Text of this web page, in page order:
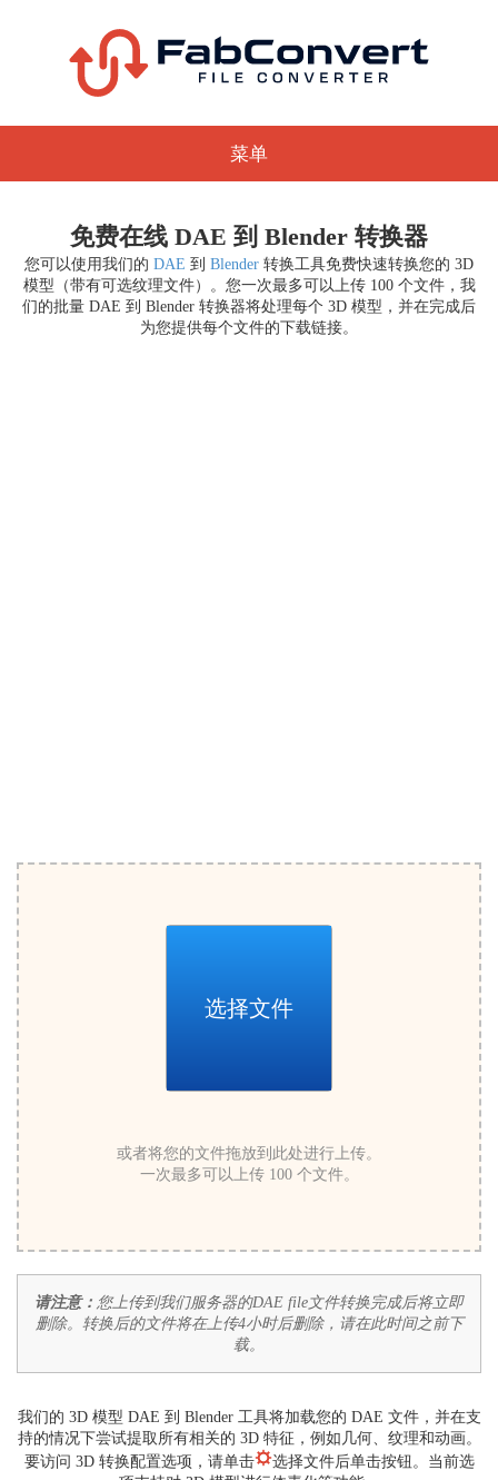
菜单
免费在线 DAE 到 Blender 转换器
您可以使用我们的 DAE 到 Blender 转换工具免费快速转换您的 3D
模型（带有可选纹理文件）。您一次最多可以上传 100 个文件，我
们的批量 DAE 到 Blender 转换器将处理每个 3D 模型，并在完成后
为您提供每个文件的下载链接。
选择文件
或者将您的文件拖放到此处进行上传。
一次最多可以上传 100 个文件。
请注意： 您上传到我们服务器的DAE file文件转换完成后将立即
删除。转换后的文件将在上传4小时后删除，请在此时间之前下
载。
我们的 3D 模型 DAE 到 Blender 工具将加载您的 DAE 文件，并在支
持的情况下尝试提取所有相关的 3D 特征，例如几何、纹理和动画。
要访问 3D 转换配置选项，请单击
选择文件后单击按钮。当前选